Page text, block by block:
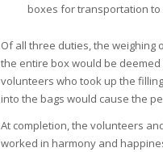
boxes for transportation to
Of all three duties, the weighing
the entire box would be
volunteers who took up the
into the bags would cause the
At completion, the volunteers
worked in harmony and